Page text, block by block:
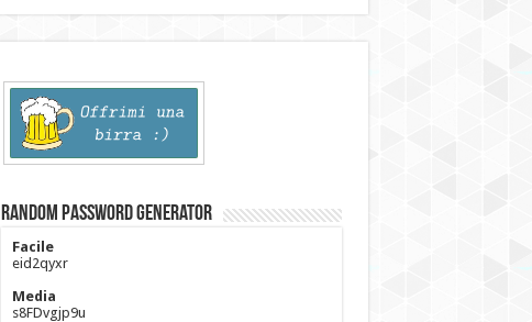
Random Password Generator
Facile
eid2qyxr
Media
s8FDvgjp9u